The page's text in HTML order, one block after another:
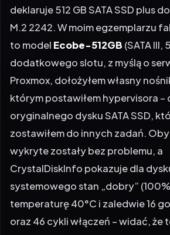
deklaruje 512 GB SATA SSD plus
M.2 2242. W moim egzemplarzu
to model Ecobe-512GB (SATA III,
dodatkowego slotu, z myślą o
Proxmox, dołożyłem własny
którym postawiłem hypervisora –
oryginalnego dysku SATA SSD,
zostawiłem do innych zadań.
wykryte zostały bez problemu, a
CrystalDiskInfo pokazuje dla
systemowego stan „dobry”
temperaturę 40°C i zaledwie 16
oraz 46 cykli włączeń – widać, że